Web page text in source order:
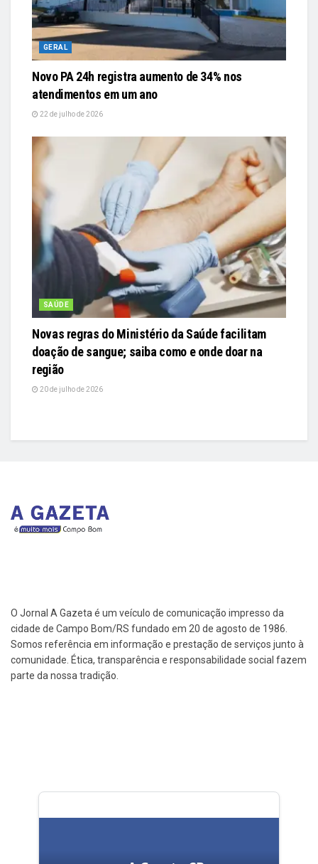
GERAL
Novo PA 24h registra aumento de 34% nos
atendimentos em um ano
22 de julho de 2026
SAÚDE
Novas regras do Ministério da Saúde facilitam
doação de sangue; saiba como e onde doar na
região
20 de julho de 2026
O Jornal A Gazeta é um veículo de comunicação impresso da
cidade de Campo Bom/RS fundado em 20 de agosto de 1986.
Somos referência em informação e prestação de serviços junto à
comunidade. Ética, transparência e responsabilidade social fazem
parte da nossa tradição.